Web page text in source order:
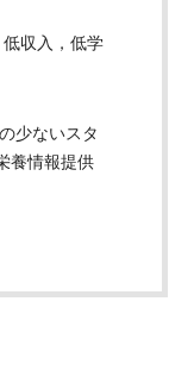
収入，低学
少ないスタ
養情報提供